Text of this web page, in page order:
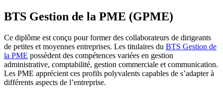
BTS Gestion de la PME (GPME)
Ce diplôme est conçu pour former des collaborateurs de dirigeants
de petites et moyennes entreprises. Les titulaires du BTS Gestion de
la PME possèdent des compétences variées en gestion
administrative, comptabilité, gestion commerciale et communication.
Les PME apprécient ces profils polyvalents capables de s’adapter à
différents aspects de l’entreprise.